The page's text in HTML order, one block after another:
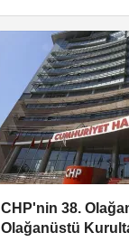
yönetiminin
karar verdi
CHP'nin 38.
Olağanüstü